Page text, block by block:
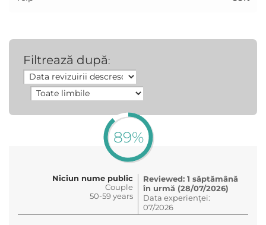
Filtrează după:
89%
Niciun nume public
Couple
50-59 years
Reviewed: 1 săptămână
în urmă (28/07/2026)
Data experienței:
07/2026